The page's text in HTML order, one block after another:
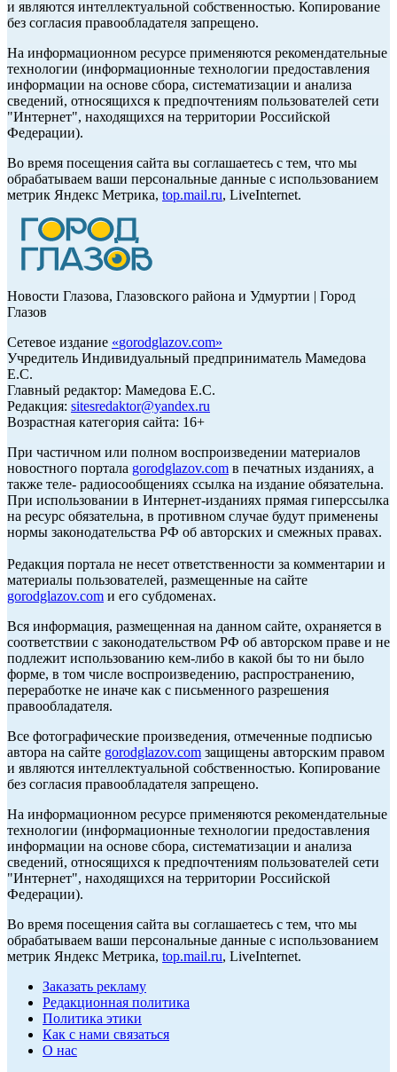
и являются интеллектуальной собственностью. Копирование
без согласия правообладателя запрещено.
На информационном ресурсе применяются рекомендательные
технологии (информационные технологии предоставления
информации на основе сбора, систематизации и анализа
сведений, относящихся к предпочтениям пользователей сети
"Интернет", находящихся на территории Российской
Федерации).
Во время посещения сайта вы соглашаетесь с тем, что мы
обрабатываем ваши персональные данные с использованием
метрик Яндекс Метрика, top.mail.ru, LiveInternet.
Новости Глазова, Глазовского района и Удмуртии | Город
Глазов
Сетевое издание «gorodglazov.com»
Учредитель Индивидуальный предприниматель Мамедова
Е.С.
Главный редактор: Мамедова Е.С.
Редакция: sitesredaktor@yandex.ru
Возрастная категория сайта: 16+
При частичном или полном воспроизведении материалов
новостного портала gorodglazov.com в печатных изданиях, а
также теле- радиосообщениях ссылка на издание обязательна.
При использовании в Интернет-изданиях прямая гиперссылка
на ресурс обязательна, в противном случае будут применены
нормы законодательства РФ об авторских и смежных правах.
Редакция портала не несет ответственности за комментарии и
материалы пользователей, размещенные на сайте
gorodglazov.com и его субдоменах.
Вся информация, размещенная на данном сайте, охраняется в
соответствии с законодательством РФ об авторском праве и не
подлежит использованию кем-либо в какой бы то ни было
форме, в том числе воспроизведению, распространению,
переработке не иначе как с письменного разрешения
правообладателя.
Все фотографические произведения, отмеченные подписью
автора на сайте gorodglazov.com защищены авторским правом
и являются интеллектуальной собственностью. Копирование
без согласия правообладателя запрещено.
На информационном ресурсе применяются рекомендательные
технологии (информационные технологии предоставления
информации на основе сбора, систематизации и анализа
сведений, относящихся к предпочтениям пользователей сети
"Интернет", находящихся на территории Российской
Федерации).
Во время посещения сайта вы соглашаетесь с тем, что мы
обрабатываем ваши персональные данные с использованием
метрик Яндекс Метрика, top.mail.ru, LiveInternet.
Заказать рекламу
Редакционная политика
Политика этики
Как с нами связаться
О нас